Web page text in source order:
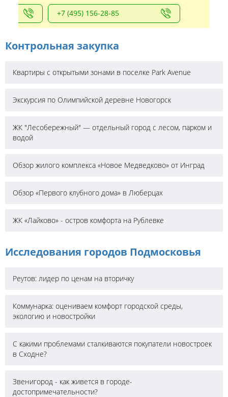
+7 (495) 156-28-85
Контрольная закупка
Квартиры с открытыми зонами в поселке Park Avenue
Экскурсия по Олимпийской деревне Новогорск
ЖК "Лесобережный" — отдельный город с лесом, парком и
водой
Обзор жилого комплекса «Новое Медведково» от Инград
Обзор «Первого клубного дома» в Люберцах
ЖК «Лайково» - остров комфорта на Рублевке
Исследования городов Подмосковья
Реутов: лидер по ценам на вторичку
Коммунарка: оцениваем комфорт городской среды,
экологию и новостройки
С какими проблемами сталкиваются покупатели новостроек
в Сходне?
Звенигород - как живется в городе-
достопримечательности?